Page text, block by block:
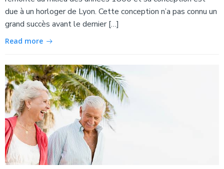
due à un horloger de Lyon. Cette conception n’a pas connu un
grand succès avant le dernier […]
Read more